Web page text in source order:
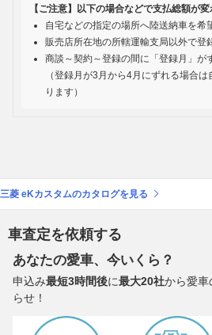
【ご注意】以下の場合などで支払総額が
自宅などの指定の場所へ陸送納車を希
販売店所在地の所轄運輸支局以外で登
商談～契約～登録の間に「登録月」が
（登録月が3月から4月にずれる場合
ります）
三菱 eKカスタムのカタログを見る
車査定を依頼する
あなたの愛車、今いくら？
申込み最短3時間後に最大20社から愛車
らせ！